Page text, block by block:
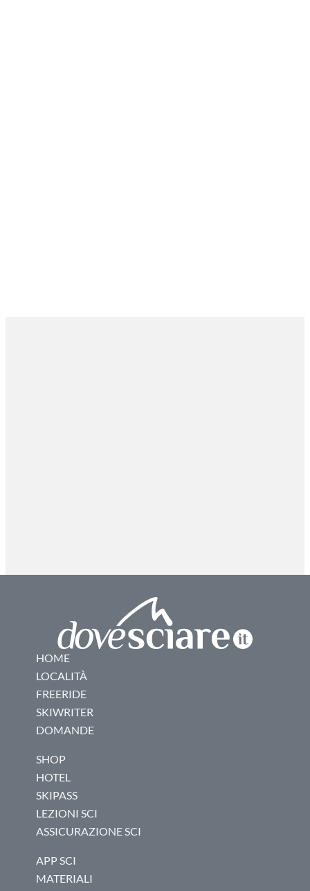
HOME
LOCALITÀ
FREERIDE
SKIWRITER
DOMANDE
SHOP
HOTEL
SKIPASS
LEZIONI SCI
ASSICURAZIONE SCI
APP SCI
MATERIALI